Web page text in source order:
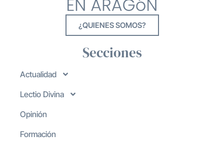
¿QUIENES SOMOS?
Secciones
Actualidad
Lectio Divina
Opinión
Formación